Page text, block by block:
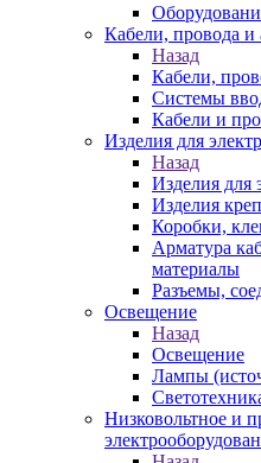
Кабели, провода и
Назад
Кабели,
Системы
Кабели и
Изделия для
Назад
Изделия для
Изделия
Коробки,
Арматура
материалы
Разъемы,
Освещение
Назад
Освещение
Лампы
Низковольтное и